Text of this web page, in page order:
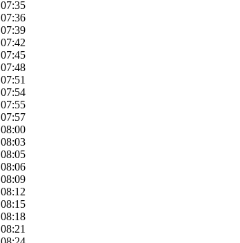
07:35
07:36
07:39
07:42
07:45
07:48
07:51
07:54
07:55
07:57
08:00
08:03
08:05
08:06
08:09
08:12
08:15
08:18
08:21